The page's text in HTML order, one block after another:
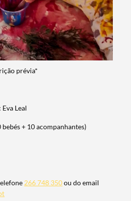
prévia*
Leal
bebés + 10 acompanhantes)
266 748 350ou do email